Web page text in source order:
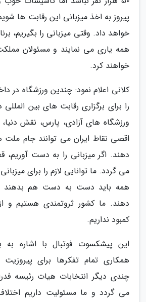
پیروز به اخذ میزبانی این رقابت ها
خواهد داد. وقتی میزبانی را بگیریم،
همه یاری می نمایند و مسئولان
خواهند کرد.
کلانی اعلام نمود: چندین ورزشگاه در
را برای برگزاری رقابت های بین
ورزشگاه های آزادی، پارس، نقش دنیا،
اقصی نقاط ایران می توانند جام
دهند. اگر میزبانی را به دست آوریم،
می گردد. ما توانایی لازم را برای
همه باید دست به دست هم بدهند و
دهند. ما کشور ثروتمندی هستیم و
کمبود نداریم.
این پیشکسوت فوتبال با اشاره به
همکاری تمام تفکرها برای پیروزیت
چندی دیگر انتخابات هیات رئیسه
می گردد و ما مسئولیت داریم اختلاف